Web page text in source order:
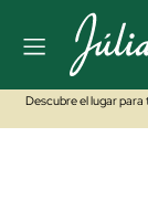
Descubre el lugar